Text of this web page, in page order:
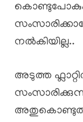
കൊണ്ടുപോകും
നൽകിയില്ല..
അടുത്ത